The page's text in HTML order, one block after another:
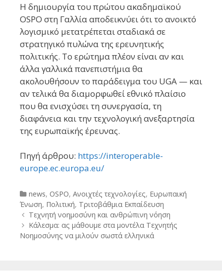
Η δημιουργία του πρώτου ακαδημαϊκού
OSPO στη Γαλλία αποδεικνύει ότι το ανοικτό
λογισμικό μετατρέπεται σταδιακά σε
στρατηγικό πυλώνα της ερευνητικής
πολιτικής. Το ερώτημα πλέον είναι αν και
άλλα γαλλικά πανεπιστήμια θα
ακολουθήσουν το παράδειγμα του UGA — και
αν τελικά θα διαμορφωθεί εθνικό πλαίσιο
που θα ενισχύσει τη συνεργασία, τη
διαφάνεια και την τεχνολογική ανεξαρτησία
της ευρωπαϊκής έρευνας.
Πηγή άρθρου: https://interoperable-
europe.ec.europa.eu/
Categories
news, OSPO, Ανοιχτές τεχνολογίες, Ευρωπαική
Ένωση, Πολιτική, Τριτοβάθμια Εκπαίδευση
Post
navigation
Τεχνητή νοημοσύνη και ανθρώπινη νόηση
Κάλεσμα: ας μάθουμε στα μοντέλα Τεχνητής
Νοημοσύνης να μιλούν σωστά ελληνικά